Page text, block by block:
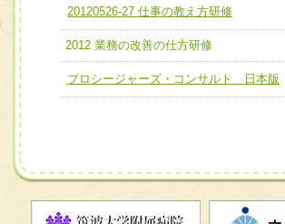
ユニット２ チーム医療構成力
必要に応じて柔軟に医療チームを組
ユニット３ 多職種連携力
他職種の視点とスキルを学び、相互
宅患者等支援チーム】
チーム03【癌患者服薬サポートチー
チーム04【口腔ケアチーム】
チーム07【病院職員に対する院内
チーム08【地域関係機関と連携し
20120526-27 仕事の教え方研修
2012 業務の改善の仕方研修
プロシージャーズ・コンサルト 日本版